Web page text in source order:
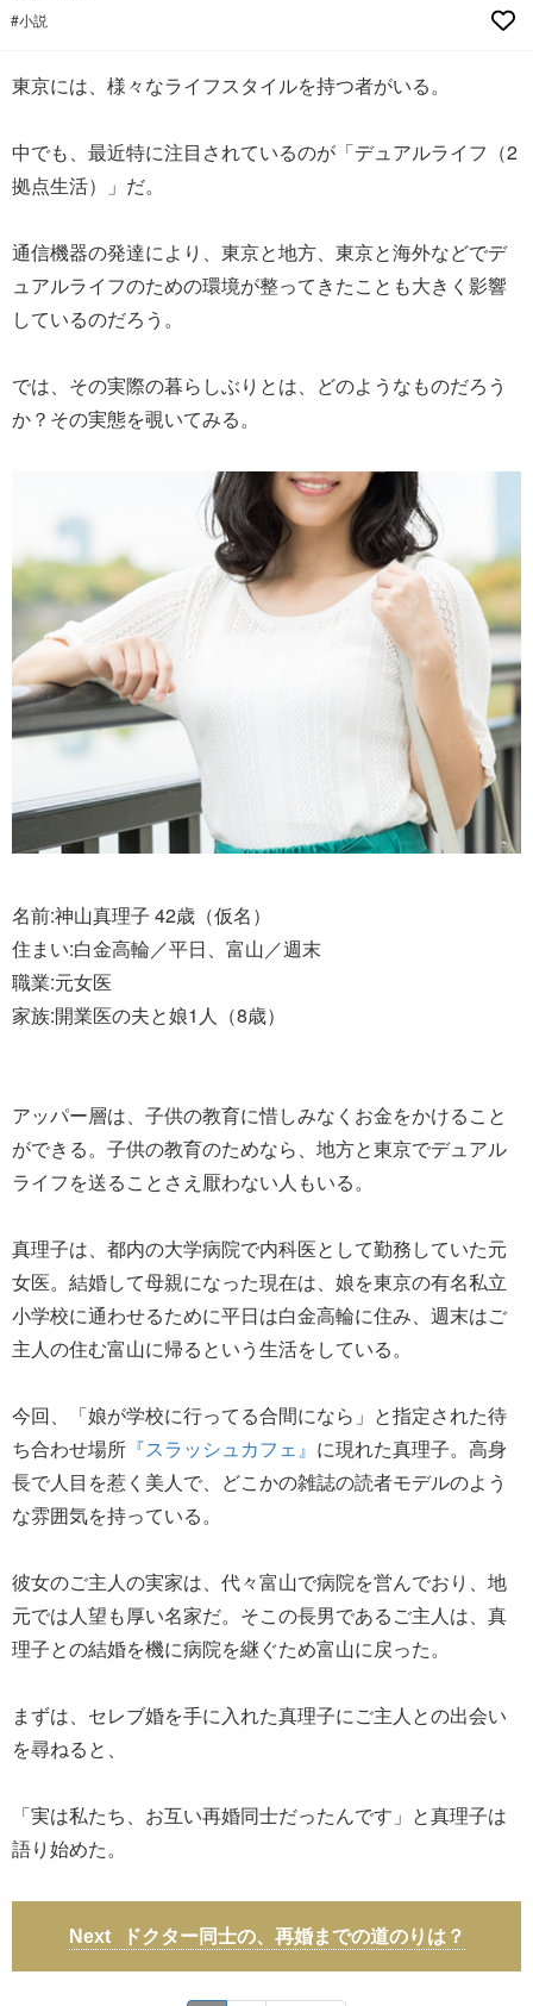
#小説
東京には、様々なライフスタイルを持つ者がいる。
中でも、最近特に注目されているのが「デュアルライフ（2
拠点生活）」だ。
通信機器の発達により、東京と地方、東京と海外などでデ
ュアルライフのための環境が整ってきたことも大きく影響
しているのだろう。
では、その実際の暮らしぶりとは、どのようなものだろう
か？その実態を覗いてみる。
名前:神山真理子 42歳（仮名）
住まい:白金高輪／平日、富山／週末
職業:元女医
家族:開業医の夫と娘1人（8歳）
アッパー層は、子供の教育に惜しみなくお金をかけること
ができる。子供の教育のためなら、地方と東京でデュアル
ライフを送ることさえ厭わない人もいる。
真理子は、都内の大学病院で内科医として勤務していた元
女医。結婚して母親になった現在は、娘を東京の有名私立
小学校に通わせるために平日は白金高輪に住み、週末はご
主人の住む富山に帰るという生活をしている。
今回、「娘が学校に行ってる合間になら」と指定された待
ち合わせ場所 『スラッシュカフェ』 に現れた真理子。高身
長で人目を惹く美人で、どこかの雑誌の読者モデルのよう
な雰囲気を持っている。
彼女のご主人の実家は、代々富山で病院を営んでおり、地
元では人望も厚い名家だ。そこの長男であるご主人は、真
理子との結婚を機に病院を継ぐため富山に戻った。
まずは、セレブ婚を手に入れた真理子にご主人との出会い
を尋ねると、
「実は私たち、お互い再婚同士だったんです」と真理子は
語り始めた。
ドクター同士の、再婚までの道のりは？